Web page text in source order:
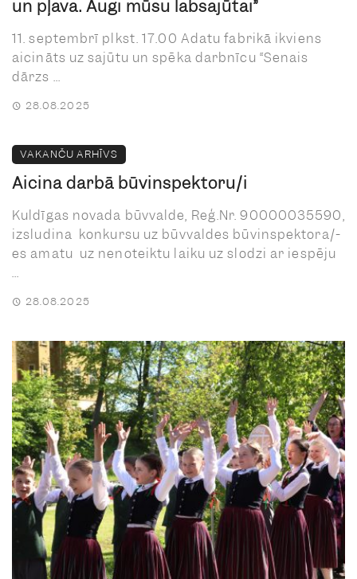
un pļava. Augi mūsu labsajūtai”
11. septembrī plkst. 17.00 Adatu fabrikā ikviens
aicināts uz sajūtu un spēka darbnīcu “Senais
dārzs ...
28.08.2025
VAKANČU ARHĪVS
Aicina darbā būvinspektoru/i
Kuldīgas novada būvvalde, Reģ.Nr. 90000035590,
izsludina konkursu uz būvvaldes būvinspektora/-
es amatu uz nenoteiktu laiku uz slodzi ar iespēju
...
28.08.2025